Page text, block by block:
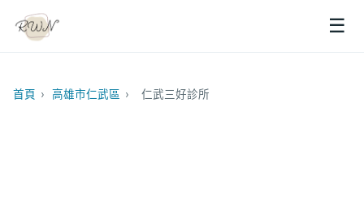
☰
首頁 › 高雄市仁武區 › 仁武三好診所